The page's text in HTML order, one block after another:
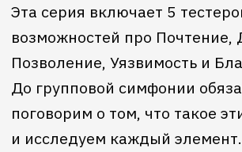
Каждый человек обладает уникальной
Сеанс Симфонии позволяет вам начать
получать доступ к тому, что правильно для
вас и вашего тела, вне того, что вы купили
как действительное в этой реальности.
Она начинает создаватьто самое